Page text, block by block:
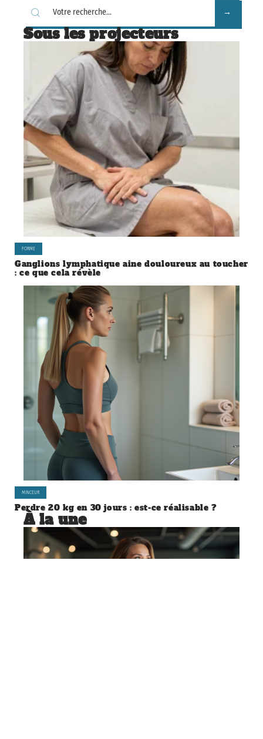
Sous les projecteurs
FORME
Ganglions lymphatique aine douloureux au toucher
: ce que cela révèle
MINCEUR
Perdre 20 kg en 30 jours : est-ce réalisable ?
À la une